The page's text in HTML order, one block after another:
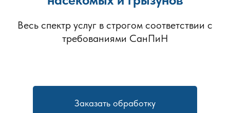
Весь спектр услуг в строгом соответствии с
требованиями СанПиН
Заказать обработку